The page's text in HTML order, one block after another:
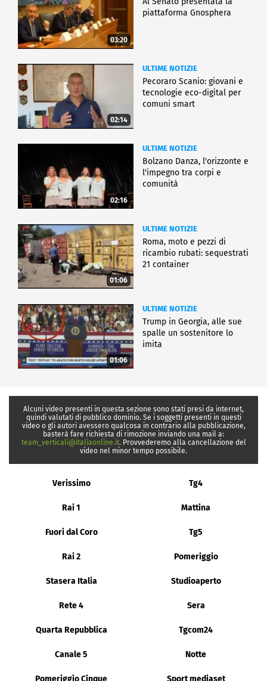
03:20
piattaforma Gnosphera
02:14
ULTIME NOTIZIE
Pecoraro Scanio: giovani e
tecnologie eco-digital per
comuni smart
02:16
ULTIME NOTIZIE
Bolzano Danza, l'orizzonte e
l'impegno tra corpi e
comunità
01:06
ULTIME NOTIZIE
Roma, moto e pezzi di
ricambio rubati: sequestrati
21 container
01:06
ULTIME NOTIZIE
Trump in Georgia, alle sue
spalle un sostenitore lo
imita
Alcuni video presenti in questa sezione sono stati presi da internet,
quindi valutati di pubblico dominio. Se i soggetti presenti in questi
video o gli autori avessero qualcosa in contrario alla pubblicazione,
basterà fare richiesta di rimozione inviando una mail a:
team_verticali@italiaonline.it. Provvederemo alla cancellazione del
video nel minor tempo possibile.
Verissimo Tg4
Rai 1 Mattina
Fuori dal Coro Tg5
Rai 2 Pomeriggio
Stasera Italia Studioaperto
Rete 4 Sera
Quarta Repubblica Tgcom24
Canale 5 Notte
Pomeriggio Cinque Sport mediaset